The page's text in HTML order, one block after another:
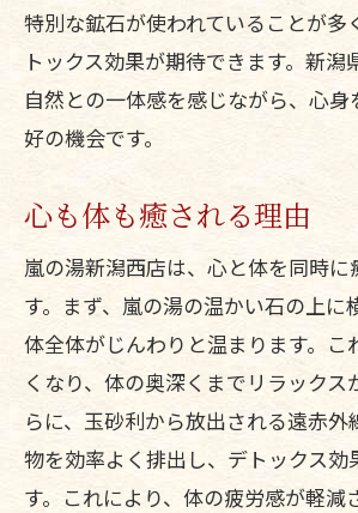
健康維持に役立つ岩盤浴
新潟県の岩盤浴でデトックス
を促す方法
デトックス効果のメカニズム
岩盤浴でデトックスを実現
新潟の岩盤浴を選ぶ理由
健康的なデトックスライフ
岩盤浴とデトックスの関係
日常の喧騒から離れて新潟で
贅沢なひととき
非日常を味わう岩盤浴の
特別な鉱石が使われていることが多
トックス効果が期待できます。新潟
自然との一体感を感じながら、心
好の機会です。
心も体も癒される理由
嵐の湯新潟西店は、心と体を同時に
す。まず、嵐の湯の温かい石の上に
体全体がじんわりと温まります。こ
くなり、体の奥深くまでリラックス
らに、玉砂利から放出される遠赤
物を効率よく排出し、デトックス効
す。これにより、体の疲労感が軽減